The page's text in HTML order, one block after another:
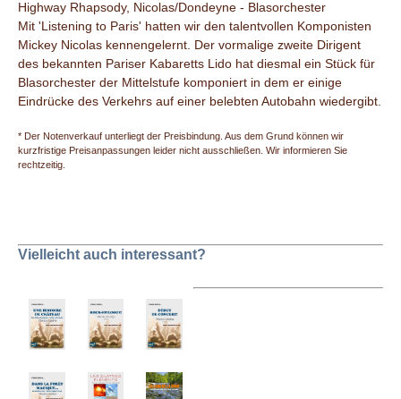
Highway Rhapsody, Nicolas/Dondeyne - Blasorchester
Mit 'Listening to Paris' hatten wir den talentvollen Komponisten
Mickey Nicolas kennengelernt. Der vormalige zweite Dirigent
des bekannten Pariser Kabaretts Lido hat diesmal ein Stück für
Blasorchester der Mittelstufe komponiert in dem er einige
Eindrücke des Verkehrs auf einer belebten Autobahn wiedergibt.
* Der Notenverkauf unterliegt der Preisbindung. Aus dem Grund können wir
kurzfristige Preisanpassungen leider nicht ausschließen. Wir informieren Sie
rechtzeitig.
Vielleicht auch interessant?